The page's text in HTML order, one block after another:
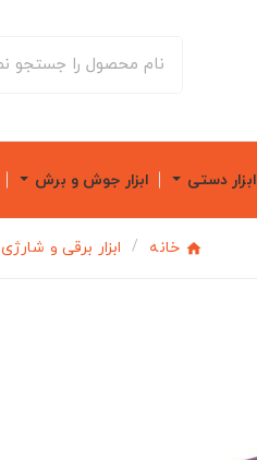
ابزار دستی ابزار جوش و برش
خانه ابزار برقی و شارژی